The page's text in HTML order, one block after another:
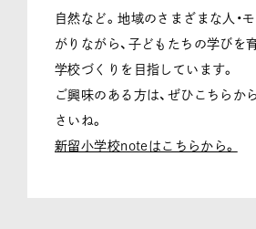
自然など。地域のさまざまな人・
がりながら、子どもたちの学びを
学校づくりを目指しています。
ご興味のある方は、ぜひこちらか
さいね。
新留小学校noteはこちらから。